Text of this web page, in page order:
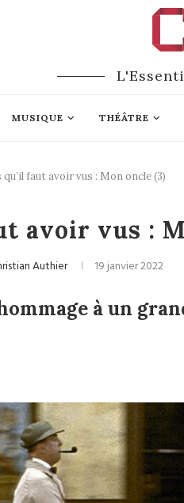
MUSIQUE THÉÂTRE
faut avoir vus : Mon oncle (3)
avoir vus :
Authier 19 janvier 2022
à un